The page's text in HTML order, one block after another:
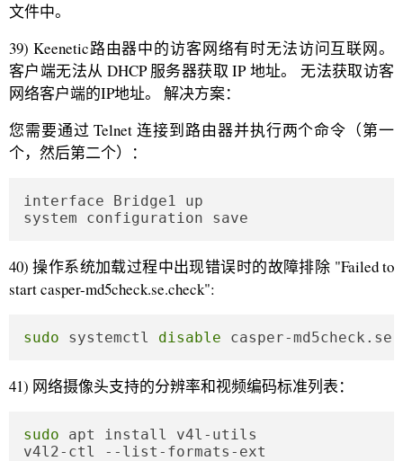
文件中。
39) Keenetic路由器中的访客网络有时无法访问互联网。
客户端无法从 DHCP 服务器获取 IP 地址。 无法获取访客
网络客户端的IP地址。 解决方案：
您需要通过 Telnet 连接到路由器并执行两个命令（第一
个，然后第二个）：
interface Bridge1 up
system configuration save
40) 操作系统加载过程中出现错误时的故障排除 "Failed to
start casper-md5check.se.check":
sudo systemctl disable casper-
41) 网络摄像头支持的分辨率和视频编码标准列表：
sudo apt install v4l-utils
v4l2-ctl --list-formats-ext